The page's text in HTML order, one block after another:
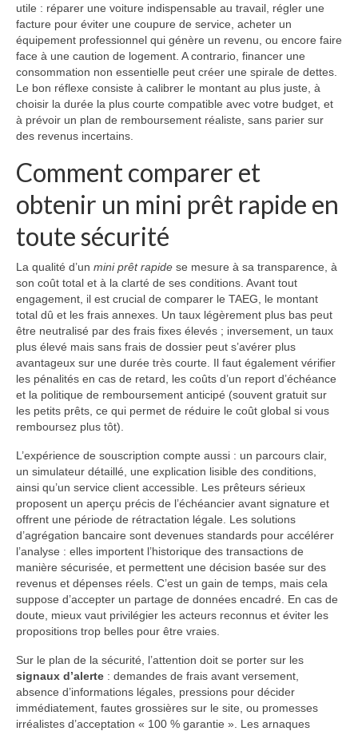
utile : réparer une voiture indispensable au travail, régler une
facture pour éviter une coupure de service, acheter un
équipement professionnel qui génère un revenu, ou encore faire
face à une caution de logement. A contrario, financer une
consommation non essentielle peut créer une spirale de dettes.
Le bon réflexe consiste à calibrer le montant au plus juste, à
choisir la durée la plus courte compatible avec votre budget, et
à prévoir un plan de remboursement réaliste, sans parier sur
des revenus incertains.
Comment comparer et
obtenir un mini prêt rapide en
toute sécurité
La qualité d’un mini prêt rapide se mesure à sa transparence, à
son coût total et à la clarté de ses conditions. Avant tout
engagement, il est crucial de comparer le TAEG, le montant
total dû et les frais annexes. Un taux légèrement plus bas peut
être neutralisé par des frais fixes élevés ; inversement, un taux
plus élevé mais sans frais de dossier peut s’avérer plus
avantageux sur une durée très courte. Il faut également vérifier
les pénalités en cas de retard, les coûts d’un report d’échéance
et la politique de remboursement anticipé (souvent gratuit sur
les petits prêts, ce qui permet de réduire le coût global si vous
remboursez plus tôt).
L’expérience de souscription compte aussi : un parcours clair,
un simulateur détaillé, une explication lisible des conditions,
ainsi qu’un service client accessible. Les prêteurs sérieux
proposent un aperçu précis de l’échéancier avant signature et
offrent une période de rétractation légale. Les solutions
d’agrégation bancaire sont devenues standards pour accélérer
l’analyse : elles importent l’historique des transactions de
manière sécurisée, et permettent une décision basée sur des
revenus et dépenses réels. C’est un gain de temps, mais cela
suppose d’accepter un partage de données encadré. En cas de
doute, mieux vaut privilégier les acteurs reconnus et éviter les
propositions trop belles pour être vraies.
Sur le plan de la sécurité, l’attention doit se porter sur les
signaux d’alerte : demandes de frais avant versement,
absence d’informations légales, pressions pour décider
immédiatement, fautes grossières sur le site, ou promesses
irréalistes d’acceptation « 100 % garantie ». Les arnaques